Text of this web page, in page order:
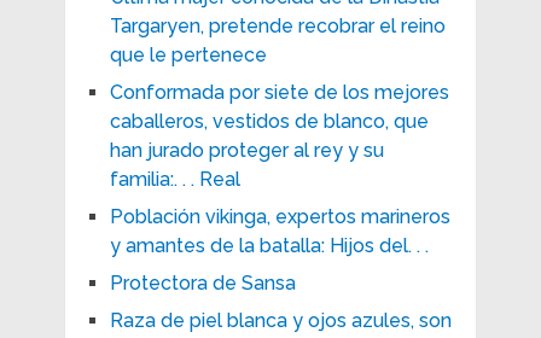
Targaryen, pretende recobrar el reino
que le pertenece
Conformada por siete de los mejores
caballeros, vestidos de blanco, que
han jurado proteger al rey y su
familia:. . . Real
Población vikinga, expertos marineros
y amantes de la batalla: Hijos del. . .
Protectora de Sansa
Raza de piel blanca y ojos azules, son